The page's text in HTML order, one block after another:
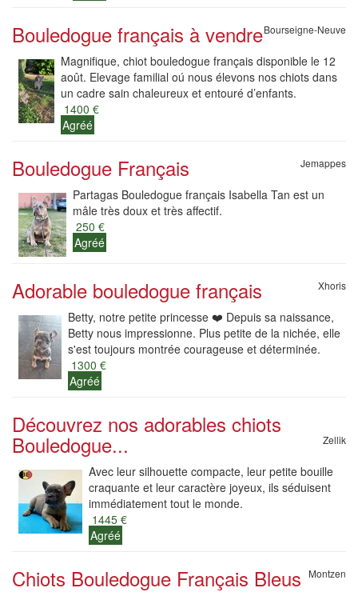
Bouledogue français à vendreBourseigne-Neuve
Magnifique, chiot bouledogue français disponible le 12
août. Elevage familial oú nous élevons nos chiots dans
un cadre sain chaleureux et entouré d’enfants.
1400 €
Agréé
Bouledogue Français Jemappes
Partagas Bouledogue français Isabella Tan est un
mâle très doux et très affectif.
250 €
Agréé
Adorable bouledogue français Xhoris
Betty, notre petite princesse ❤️ Depuis sa naissance,
Betty nous impressionne. Plus petite de la nichée, elle
s'est toujours montrée courageuse et déterminée.
1300 €
Agréé
Découvrez nos adorables chiots
Bouledogue... Zellik
Avec leur silhouette compacte, leur petite bouille
craquante et leur caractère joyeux, ils séduisent
immédiatement tout le monde.
1445 €
Agréé
Chiots Bouledogue Français Bleus Montzen